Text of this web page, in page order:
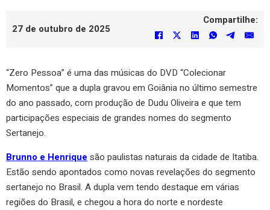
27 de outubro de 2025
Compartilhe:
“Zero Pessoa” é uma das músicas do DVD “Colecionar
Momentos” que a dupla gravou em Goiânia no último semestre
do ano passado, com produção de Dudu Oliveira e que tem
participações especiais de grandes nomes do segmento
Sertanejo.
Brunno e Henrique são paulistas naturais da cidade de Itatiba.
Estão sendo apontados como novas revelações do segmento
sertanejo no Brasil. A dupla vem tendo destaque em várias
regiões do Brasil, e chegou a hora do norte e nordeste